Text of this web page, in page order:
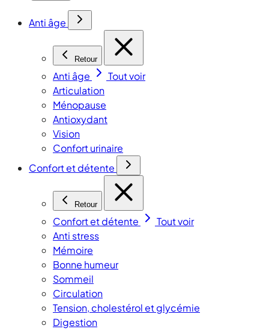
Anti âge
Retour
Anti âge
Tout voir
Articulation
Ménopause
Antioxydant
Vision
Confort urinaire
Confort et détente
Retour
Confort et détente
Tout voir
Anti stress
Mémoire
Bonne humeur
Sommeil
Circulation
Tension, cholestérol et glycémie
Digestion